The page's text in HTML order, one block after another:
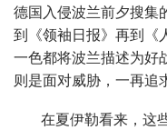
德国入侵波兰前夕搜集
到《领袖日报》再到《
一色都将波兰描述为好
则是面对威胁，一再追
在夏伊勒看来，这